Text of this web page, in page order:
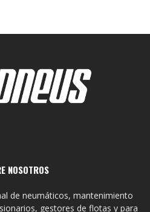
NOSOTROS
de neumáticos, mantenimiento
gestores de flotas y para